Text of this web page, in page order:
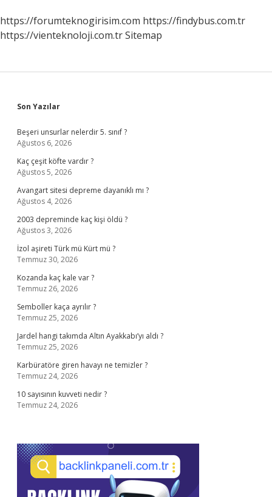
https://forumteknogirisim.com https://findybus.com.tr
https://vienteknoloji.com.trSitemap
Sidebar
Son Yazılar
Beşeri unsurlar nelerdir 5. sınıf ?
Ağustos 6, 2026
Kaç çeşit köfte vardır ?
Ağustos 5, 2026
Avangart sitesi depreme dayanıklı mı ?
Ağustos 4, 2026
2003 depreminde kaç kişi öldü ?
Ağustos 3, 2026
İzol aşireti Türk mü Kürt mü ?
Temmuz 30, 2026
Kozanda kaç kale var ?
Temmuz 26, 2026
Semboller kaça ayrılır ?
Temmuz 25, 2026
Jardel hangi takımda Altın Ayakkabı’yı aldı ?
Temmuz 25, 2026
Karbüratöre giren havayı ne temizler ?
Temmuz 24, 2026
10 sayısının kuvveti nedir ?
Temmuz 24, 2026